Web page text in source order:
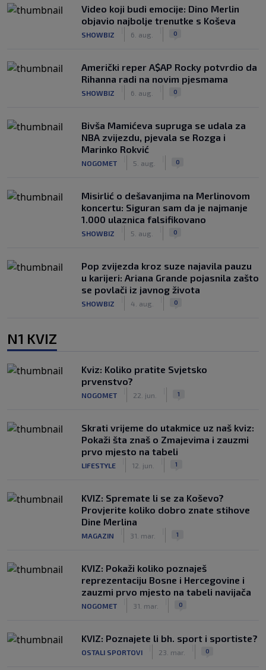
Video koji budi emocije: Dino Merlin
objavio najbolje trenutke s Koševa
SHOWBIZ 6. aug. 0
Američki reper A$AP Rocky potvrdio da
Rihanna radi na novim pjesmama
SHOWBIZ 6. aug. 0
Bivša Mamićeva supruga se udala za
NBA zvijezdu, pjevala se Rozga i
Marinko Rokvić
NOGOMET 5. aug. 0
Misirlić o dešavanjima na Merlinovom
koncertu: Siguran sam da je najmanje
1.000 ulaznica falsifikovano
SHOWBIZ 5. aug. 0
Pop zvijezda kroz suze najavila pauzu
u karijeri: Ariana Grande pojasnila zašto
se povlači iz javnog života
SHOWBIZ 4. aug. 0
N1 KVIZ
Kviz: Koliko pratite Svjetsko
prvenstvo?
NOGOMET 22. jun. 1
Skrati vrijeme do utakmice uz naš kviz:
Pokaži šta znaš o Zmajevima i zauzmi
prvo mjesto na tabeli
LIFESTYLE 12. jun. 1
KVIZ: Spremate li se za Koševo?
Provjerite koliko dobro znate stihove
Dine Merlina
MAGAZIN 31. mar. 1
KVIZ: Pokaži koliko poznaješ
reprezentaciju Bosne i Hercegovine i
zauzmi prvo mjesto na tabeli navijača
NOGOMET 31. mar. 0
KVIZ: Poznajete li bh. sport i sportiste?
OSTALI SPORTOVI 23. mar. 0